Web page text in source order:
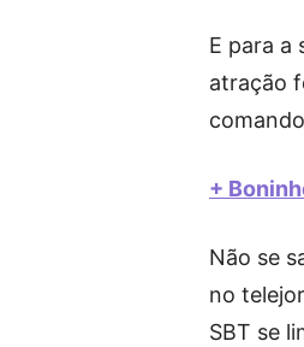
E para a
atração
+
Não se
no
SBT se